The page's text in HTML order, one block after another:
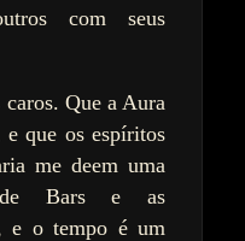
com seus
Que a Aura
e que os espíritos
me deem uma
Bars e as
e o tempo é um